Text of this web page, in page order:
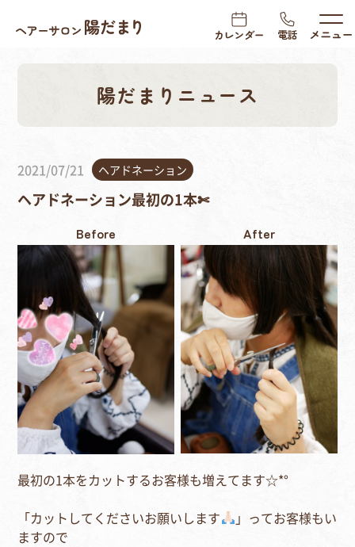
陽だまりニュース
2021/07/21 ヘアドネーション
ヘアドネーション最初の1本✄
Before After
最初の1本をカットするお客様も増えてます☆*°⁣
「カットしてくださいお願いします
」ってお客様もい
ますので⁣